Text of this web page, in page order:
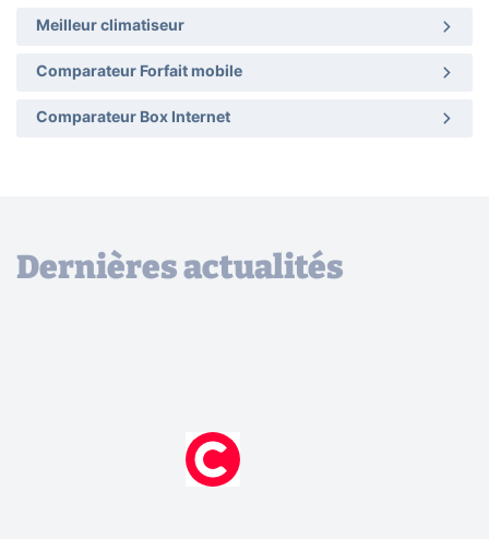
Meilleur climatiseur
Comparateur Forfait mobile
Comparateur Box Internet
Dernières actualités